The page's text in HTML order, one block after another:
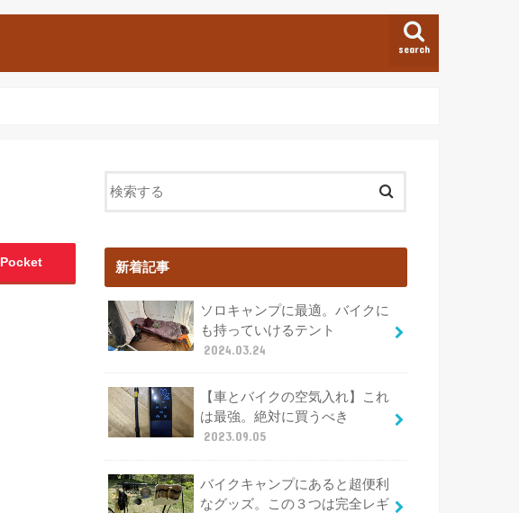
search
Pocket 新着記事
ソロキャンプに最適。バイクに
も持っていけるテント
2024.03.24
【車とバイクの空気入れ】これ
は最強。絶対に買うべき
2023.09.05
バイクキャンプにあると超便利
なグッズ。この３つは完全レギ